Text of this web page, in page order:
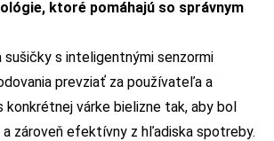
ktoré pomáhajú so správnym
sušičky s inteligentnými senzormi
prevziať za používateľa a
várke bielizne tak, aby bol
zároveň efektívny z hľadiska spotreby.